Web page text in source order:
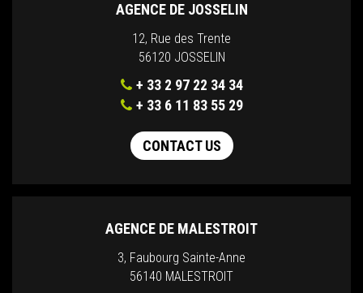
AGENCE DE JOSSELIN
12, Rue des Trente
56120 JOSSELIN
+ 33 2 97 22 34 34
+ 33 6 11 83 55 29
CONTACT US
AGENCE DE MALESTROIT
3, Faubourg Sainte-Anne
56140 MALESTROIT